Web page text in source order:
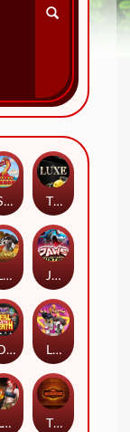
SMOKING DRAGON The Luxe
LE COWBOY JAWS OF JUSTICE
DEAL WITH DEATH LE KING
Leatherheads The Jack & Rose